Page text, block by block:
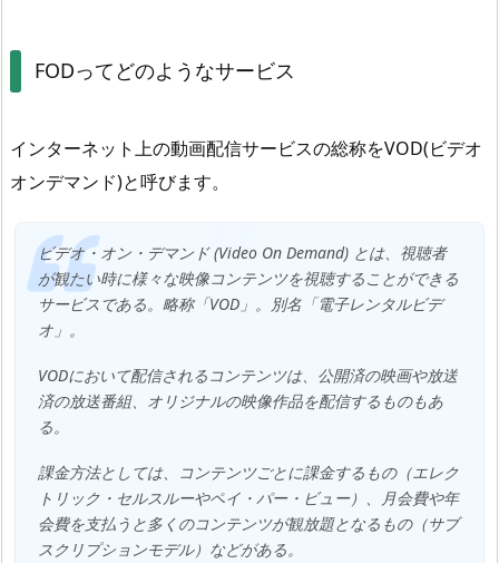
FODってどのようなサービス
インターネット上の動画配信サービスの総称をVOD(ビデオ
オンデマンド)と呼びます。
ビデオ・オン・デマンド (Video On Demand) とは、視聴者
が観たい時に様々な映像コンテンツを視聴することができる
サービスである。略称「VOD」。別名「電子レンタルビデ
オ」。
VODにおいて配信されるコンテンツは、公開済の映画や放送
済の放送番組、オリジナルの映像作品を配信するものもあ
る。
課金方法としては、コンテンツごとに課金するもの（エレク
トリック・セルスルーやペイ・パー・ビュー）、月会費や年
会費を支払うと多くのコンテンツが観放題となるもの（サブ
スクリプションモデル）などがある。